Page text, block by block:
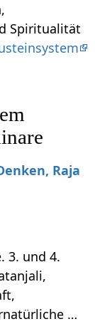
Spiritualität
Raja
3. und 4.
…